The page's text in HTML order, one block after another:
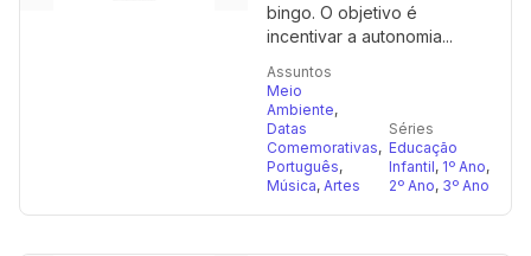
bingo. O objetivo é
incentivar a autonomia...
Assuntos
Meio
Ambiente,
Datas
Comemorativas,
Português,
Música, Artes
Séries
Educação
Infantil, 1º Ano,
2º Ano, 3º Ano